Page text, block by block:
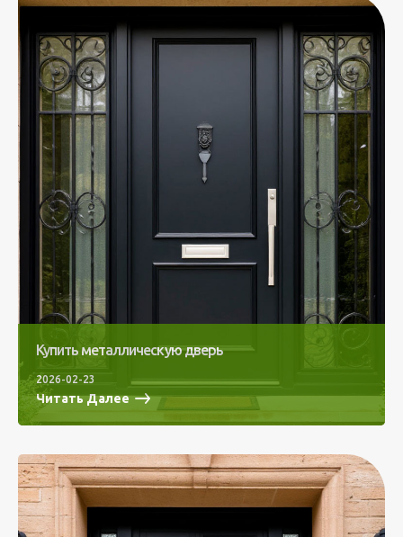
Купить металлическую дверь
Читать Далее
2026-02-23